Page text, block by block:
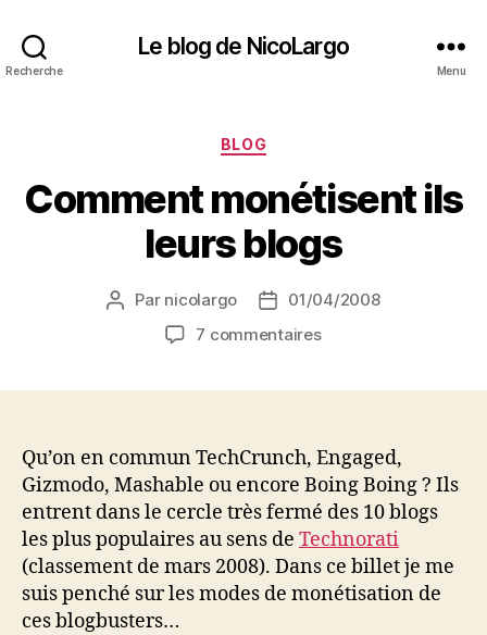
Recherche
Le blog de NicoLargo
Menu
Catégories
BLOG
Comment monétisent ils
leurs blogs
Auteur
l’article
Par nicolargo
Date01/04/2008
7 commentairessur
blogs
Qu’on en commun TechCrunch, Engaged,
Gizmodo, Mashable ou encore Boing Boing ? Ils
entrent dans le cercle très fermé des 10 blogs
les plus populaires au sens de Technorati
(classement de mars 2008). Dans ce billet je me
suis penché sur les modes de monétisation de
ces blogbusters…